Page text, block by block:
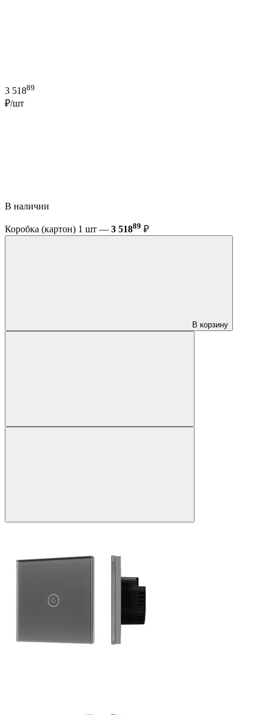
3 51889
₽/шт
В наличии
Коробка (картон) 1 шт — 3 51889 ₽
В корзину